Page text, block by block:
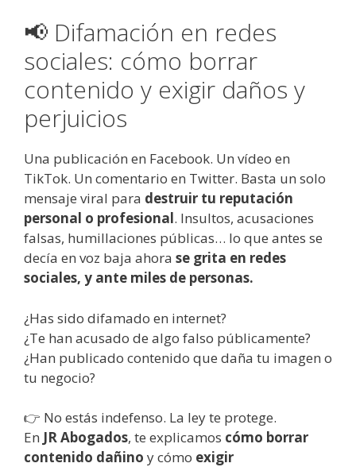
📢 Difamación en redes
sociales: cómo borrar
contenido y exigir daños y
perjuicios
Una publicación en Facebook. Un vídeo en
TikTok. Un comentario en Twitter. Basta un solo
mensaje viral para destruir tu reputación
personal o profesional. Insultos, acusaciones
falsas, humillaciones públicas… lo que antes se
decía en voz baja ahora se grita en redes
sociales, y ante miles de personas.
¿Has sido difamado en internet?
¿Te han acusado de algo falso públicamente?
¿Han publicado contenido que daña tu imagen o
tu negocio?
👉 No estás indefenso. La ley te protege.
En JR Abogados, te explicamos cómo borrar
contenido dañino y cómo exigir